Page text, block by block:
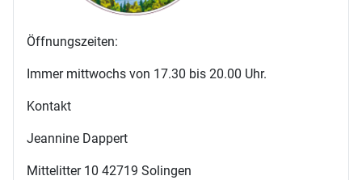
Öffnungszeiten:
Immer mittwochs von 17.30 bis 20.00 Uhr.
Kontakt
Jeannine Dappert
Mittelitter 10 42719 Solingen